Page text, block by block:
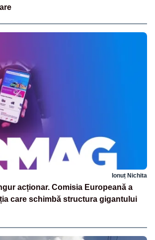
Ionuț Nichita
acționar. Comisia Europeană a
care schimbă structura gigantului